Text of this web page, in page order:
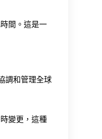
間。這是一
調和管理全球
變更，這種